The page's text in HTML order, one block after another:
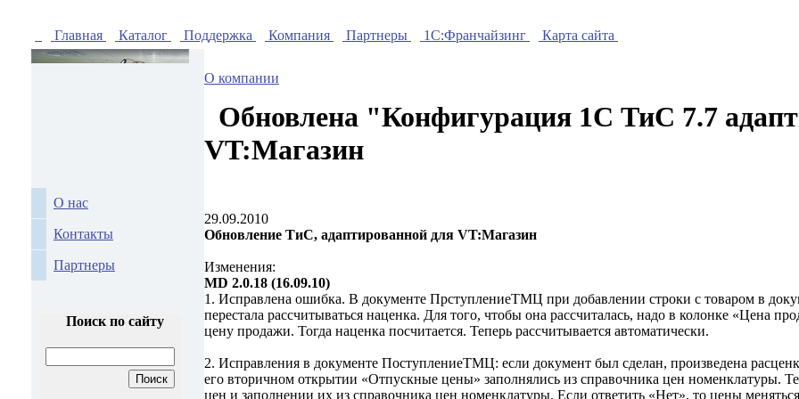
Главная Каталог Поддержка Компания Партнеры 1C:Франчайзинг Карта сайта
О нас
Контакты
Партнеры
Поиск по сайту
О компании
Обновлена "Конфигурация 1С ТиС 7.7
VT:Магазин
29.09.2010
Обновление ТиС, адаптированной для VT:Магазин
Изменения:
MD 2.0.18 (16.09.10)
1. Исправлена ошибка. В документе ПрступлениеТМЦ при добавлении строки с товаром в
перестала рассчитываться наценка. Для того, чтобы она рассчиталась, надо в колонке «Цена
цену продажи. Тогда наценка посчитается. Теперь рассчитывается автоматически.
2. Исправления в документе ПоступлениеТМЦ: если документ был сделан, произведена
его вторичном открытии «Отпускные цены» заполнялись из справочника цен номенклатуры.
цен и заполнении их из справочника цен номенклатуры. Если ответить «Нет», то цены